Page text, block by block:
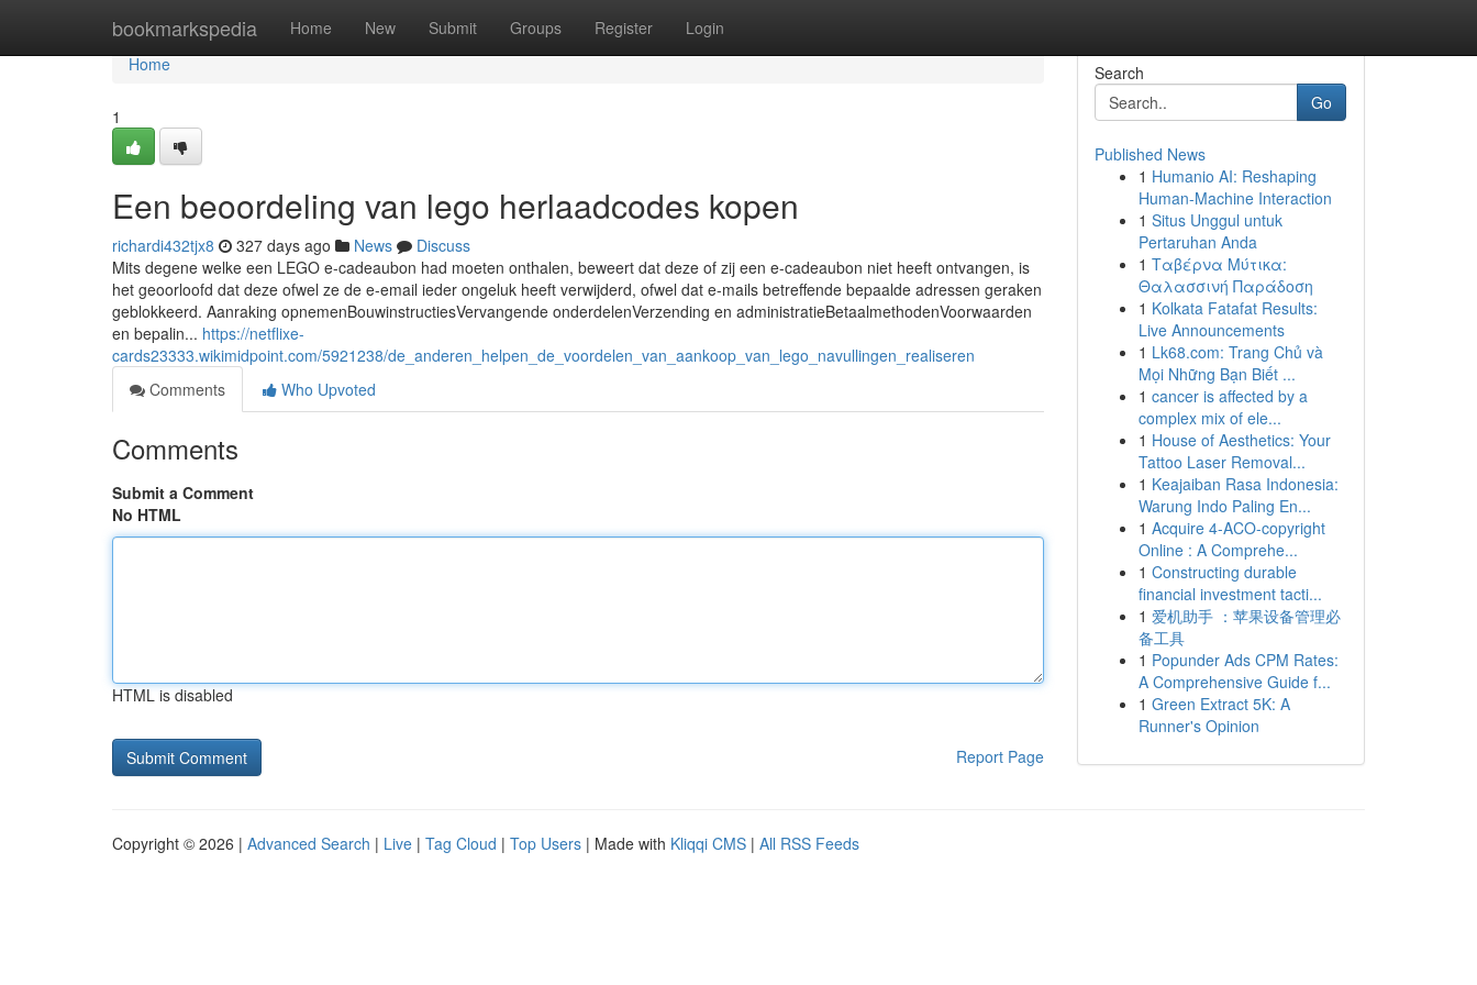
bookmarkspedia Home New Submit Groups Register Login
Home
Home
1
Een beoordeling van lego herlaadcodes kopen
richardi432tjx8 327 days ago News
Discuss
Mits degene welke een LEGO e-cadeaubon had moeten onthalen, beweert dat deze of zij een e-cadeaubon niet heeft ontvangen, is
het geoorloofd dat deze ofwel ze de e-email ieder ongeluk heeft verwijderd, ofwel dat e-mails betreffende bepaalde adressen geraken
geblokkeerd. Aanraking opnemenBouwinstructiesVervangende onderdelenVerzending en administratieBetaalmethodenVoorwaarden
en bepalin... https://netflixe-
cards23333.wikimidpoint.com/5921238/de_anderen_helpen_de_voordelen_van_aankoop_van_lego_navullingen_realiseren
Comments
Who Upvoted
Comments
Submit a Comment
No HTML
HTML is disabled
Report Page
Search
Go
Published News
1 Humanio AI: Reshaping
Human-Machine Interaction
1 Situs Unggul untuk
Pertaruhan Anda
1 Ταβέρνα Μύτικα:
Θαλασσινή Παράδοση
1 Kolkata Fatafat Results:
Live Announcements
1 Lk68.com: Trang Chủ và
Mọi Những Bạn Biết ...
1 cancer is affected by a
complex mix of ele...
1 House of Aesthetics: Your
Tattoo Laser Removal...
1 Keajaiban Rasa Indonesia:
Warung Indo Paling En...
1 Acquire 4-ACO-copyright
Online : A Comprehe...
1 Constructing durable
financial investment tacti...
1 爱机助手 ：苹果设备管理必
备工具
1 Popunder Ads CPM Rates:
A Comprehensive Guide f...
1 Green Extract 5K: A
Runner's Opinion
Copyright © 2026 | Advanced Search | Live | Tag Cloud | Top Users | Made with Kliqqi CMS | All RSS Feeds